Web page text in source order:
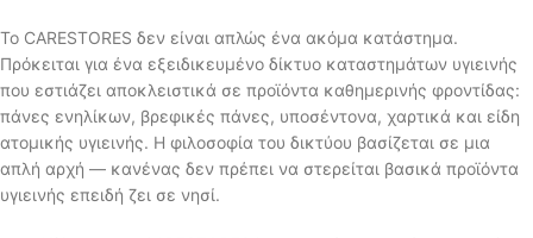
Το CARESTORES δεν είναι απλώς ένα ακόμα κατάστημα.
Πρόκειται για ένα εξειδικευμένο δίκτυο καταστημάτων υγιεινής
που εστιάζει αποκλειστικά σε προϊόντα καθημερινής φροντίδας:
πάνες ενηλίκων, βρεφικές πάνες, υποσέντονα, χαρτικά και είδη
ατομικής υγιεινής. Η φιλοσοφία του δικτύου βασίζεται σε μια
απλή αρχή — κανένας δεν πρέπει να στερείται βασικά προϊόντα
υγιεινής επειδή ζει σε νησί.